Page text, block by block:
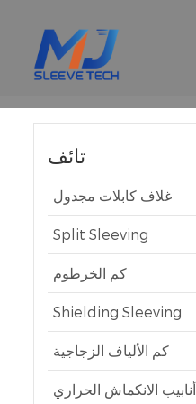
تائف
غلاف كابلات مجدول
Split Sleeving
كم الخرطوم
Shielding Sleeving
كم الألياف الزجاجية
أنابيب الانكماش الحراري